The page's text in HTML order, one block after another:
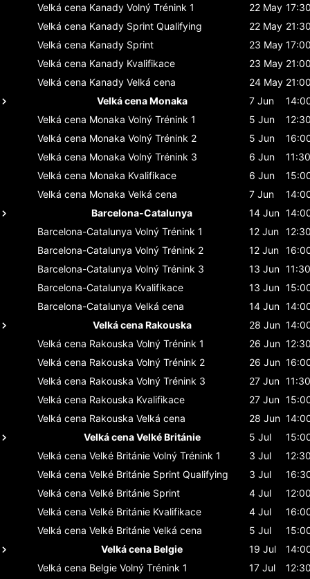
Velká cena Kanady Volný Trénink 1 22 May 17:30
Velká cena Kanady Sprint Qualifying 22 May 21:30
Velká cena Kanady Sprint 23 May 17:00
Velká cena Kanady Kvalifikace 23 May 21:00
Velká cena Kanady Velká cena 24 May 21:00
Velká cena Monaka
7 Jun
Velká cena Monaka Volný Trénink 1 5 Jun
12:30
Velká cena Monaka Volný Trénink 2 5 Jun
Velká cena Monaka Volný Trénink 3 6 Jun
11:30
Velká cena Monaka Kvalifikace 6 Jun
Velká cena Monaka Velká cena 7 Jun
Barcelona-Catalunya
14 Jun
Barcelona-Catalunya Volný Trénink 1 12 Jun 12:30
Barcelona-Catalunya Volný Trénink 2 12 Jun
Barcelona-Catalunya Volný Trénink 3 13 Jun 11:30
Barcelona-Catalunya Kvalifikace 13 Jun
Barcelona-Catalunya Velká cena 14 Jun
Velká cena Rakouska
28 Jun
Velká cena Rakouska Volný Trénink 1 26 Jun 12:30
Velká cena Rakouska Volný Trénink 2 26 Jun
Velká cena Rakouska Volný Trénink 3 27 Jun 11:30
Velká cena Rakouska Kvalifikace 27 Jun
Velká cena Rakouska Velká cena 28 Jun
Velká cena Velké Británie
5 Jul
Velká cena Velké Británie Volný Trénink 1 3 Jul
12:30
Velká cena Velké Británie Sprint Qualifying 3 Jul
Velká cena Velké Británie Sprint 4 Jul
12:00
Velká cena Velké Británie Kvalifikace 4 Jul
Velká cena Velké Británie Velká cena 5 Jul
Velká cena Belgie
19 Jul
Velká cena Belgie Volný Trénink 1 17 Jul
12:30